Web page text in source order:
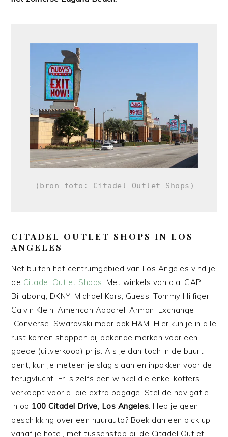
(bron foto: Citadel Outlet Shops)
CITADEL OUTLET SHOPS IN LOS
ANGELES
Net buiten het centrumgebied van Los Angeles vind je
de Citadel Outlet Shops . Met winkels van o.a. GAP,
Billabong, DKNY, Michael Kors, Guess, Tommy Hilfiger,
Calvin Klein, American Apparel, Armani Exchange,
Converse, Swarovski maar ook H&M. Hier kun je in alle
rust komen shoppen bij bekende merken voor een
goede (uitverkoop) prijs. Als je dan toch in de buurt
bent, kun je meteen je slag slaan en inpakken voor de
terugvlucht. Er is zelfs een winkel die enkel koffers
verkoopt voor al die extra bagage. Stel de navigatie
in op 100 Citadel Drive, Los Angeles . Heb je geen
beschikking over een huurauto? Boek dan een pick up
vanaf je hotel, met tussenstop bij de Citadel Outlet